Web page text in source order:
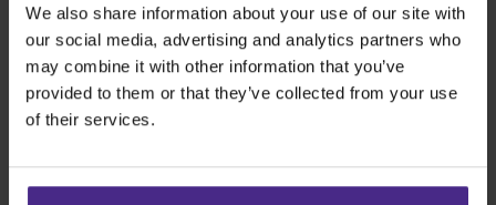
We also share information about your use of our site with
our social media, advertising and analytics partners who
may combine it with other information that you’ve
provided to them or that they’ve collected from your use
of their services.
Evolution3™ FreeHand
Taglierine generiche
Sabre Series 2
Simplex
Righe di sicurezza